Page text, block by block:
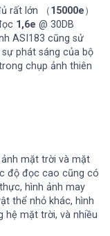
rất lớn （15000e）
1,6e @ 30DB
ASI183 cũng sử
phát sáng của bộ
chụp ảnh thiên
mặt trời và mặt
độ đọc cao cũng có
hình ảnh may
thể nhỏ khác, hình
hệ mặt trời, và nhiều